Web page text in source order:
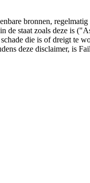
bronnen,
staat zoals deze is
die is of dreigt
deze disclaimer, is